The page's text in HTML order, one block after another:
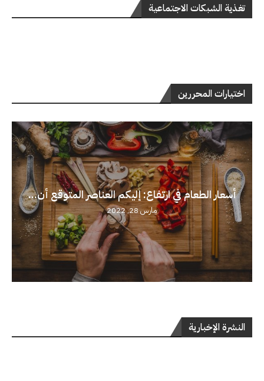
تغذية الشبكات الاجتماعية
اختيارات المحررين
أسعار الطعام في ارتفاع: إليكم العناصر المتوقع أن...
مارس 28, 2022
النشرة الإخبارية